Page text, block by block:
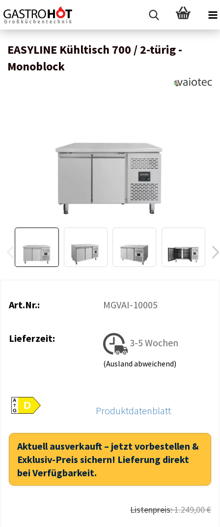
EASYLINE Kühltisch 700 / 2-türig -
Monoblock
Art.Nr.: MGVAI-10005
Lieferzeit: 3-5 Wochen
(Ausland abweichend)
A
GD Produktdatenblatt
Aktuell ausverkauft – jetzt vorbestellen &
Exklusiv-Preis sichern! Lieferung direkt
bei Verfügbarkeit.
Listenpreis:1.249,00 €